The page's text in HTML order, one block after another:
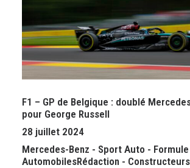
F1 – GP de Belgique : doublé
pour George Russell
28 juillet 2024
Mercedes-Benz - Sport Auto - Formule
AutomobilesRédaction - Constructeurs